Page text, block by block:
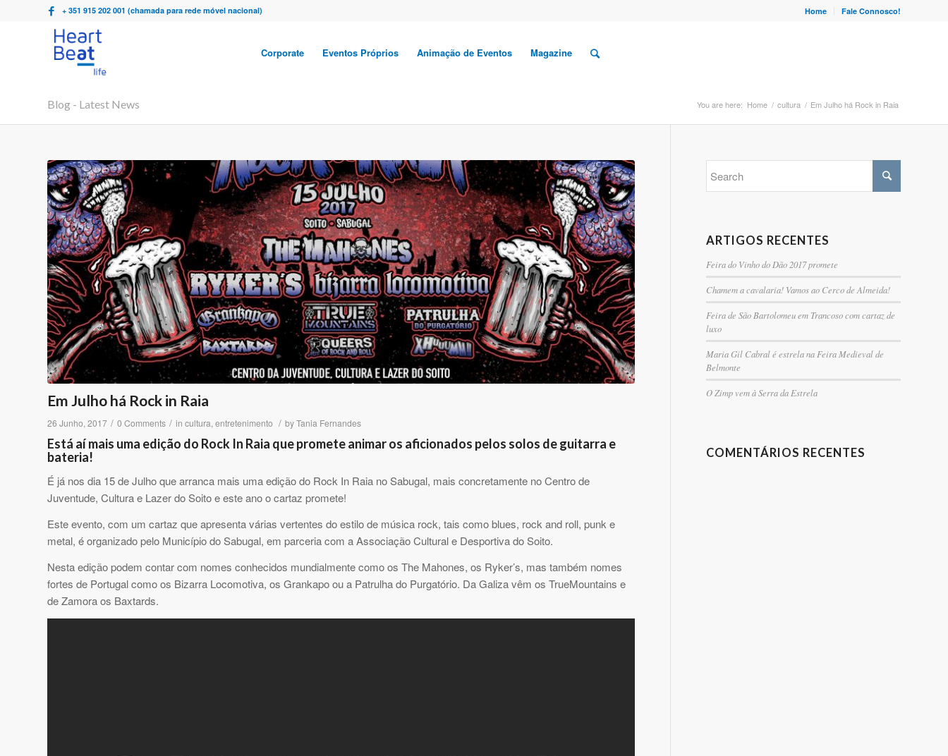
Home Fale Connosco!
+ 351 915 202 001 (chamada para rede móvel nacional)
Corporate Eventos Próprios Animação de Eventos Magazine
Blog - Latest News You are here: Home / cultura / Em Julho há Rock in Raia
Em Julho há Rock in Raia
26 Junho, 2017 / 0 Comments / in cultura, entretenimento / byTania Fernandes
Está aí mais uma edição do Rock In Raia que promete animar os aficionados pelos solos de guitarra e
bateria!
É já nos dia 15 de Julho que arranca mais uma edição do Rock In Raia no Sabugal, mais concretamente no Centro de
Juventude, Cultura e Lazer do Soito e este ano o cartaz promete!
Este evento, com um cartaz que apresenta várias vertentes do estilo de música rock, tais como blues, rock and roll, punk e
metal, é organizado pelo Município do Sabugal, em parceria com a Associação Cultural e Desportiva do Soito.
Nesta edição podem contar com nomes conhecidos mundialmente como os The Mahones, os Ryker’s, mas também nomes
fortes de Portugal como os Bizarra Locomotiva, os Grankapo ou a Patrulha do Purgatório. Da Galiza vêm os TrueMountains e
de Zamora os Baxtards.
ARTIGOS RECENTES
Feira do Vinho do Dão 2017 promete
Chamem a cavalaria! Vamos ao Cerco de Almeida!
Feira de São Bartolomeu em Trancoso com cartaz de
luxo
Maria Gil Cabral é estrela na Feira Medieval de
Belmonte
O Zimp vem à Serra da Estrela
COMENTÁRIOS RECENTES